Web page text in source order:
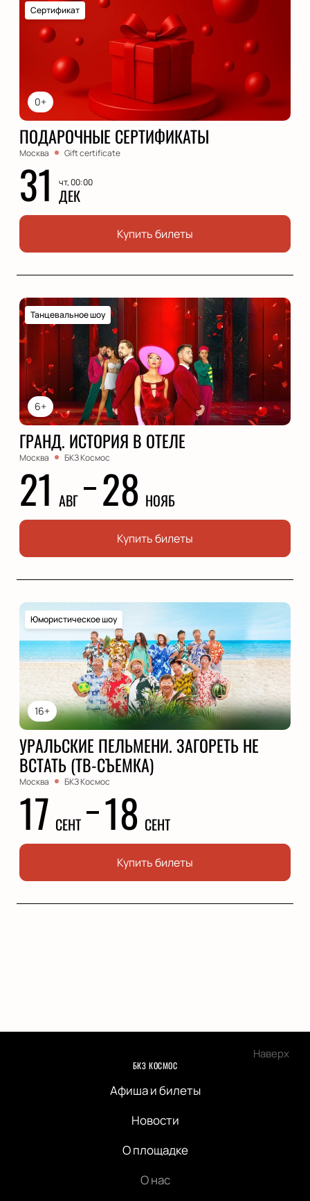
0+
Сертификат
ПОДАРОЧНЫЕ СЕРТИФИКАТЫ
Москва Gift certificate
31 чт, 00:00
ДЕК
Купить билеты
6+
Танцевальное шоу
ГРАНД. ИСТОРИЯ В ОТЕЛЕ
Москва БКЗ Космос
21 АВГ 28 НОЯБ
Купить билеты
16+
Юмористическое шоу
УРАЛЬСКИЕ ПЕЛЬМЕНИ. ЗАГОРЕТЬ НЕ
ВСТАТЬ (ТВ-СЪЕМКА)
Москва БКЗ Космос
17 СЕНТ 18 СЕНТ
Купить билеты
Наверх
БКЗ КОСМОС
Афиша и билеты
Новости
О площадке
О нас